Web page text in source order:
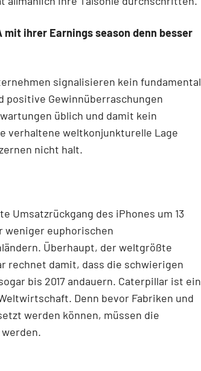
mit ihrer Earnings season denn besser
signalisieren kein fundamental
positive Gewinnüberraschungen
üblich und damit kein
verhaltene weltkonjunkturelle Lage
nicht halt.
Umsatzrückgang des iPhones um 13
weniger euphorischen
Überhaupt, der weltgrößte
rechnet damit, dass die schwierigen
bis 2017 andauern. Caterpillar ist ein
Denn bevor Fabriken und
werden können, müssen die